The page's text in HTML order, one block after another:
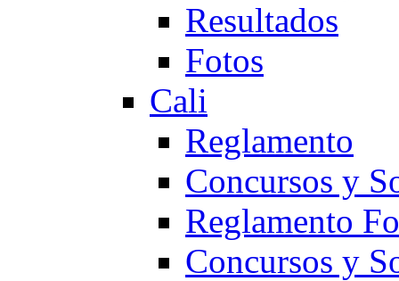
Resultados
Fotos
Cali
Reglamento
Concursos y
Reglamento
Concursos y